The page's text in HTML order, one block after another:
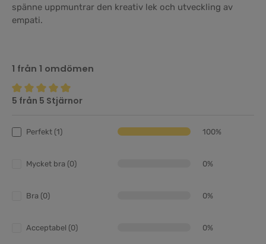
spänne uppmuntrar den kreativ lek och utveckling av
empati.
1 från 1 omdömen
Genomsnittligt betyg på 5 av 5 stjärnor
5 från 5 Stjärnor
Perfekt (1) 100%
Mycket bra (0) 0%
Bra (0) 0%
Acceptabel (0) 0%